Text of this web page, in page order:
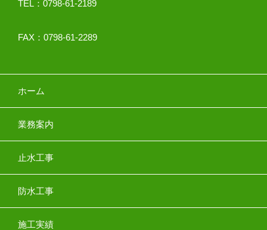
TEL：0798-61-2189
FAX：0798-61-2289
ホーム
業務案内
止水工事
防水工事
施工実績